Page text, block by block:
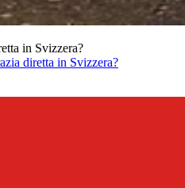
in Svizzera?
diretta in Svizzera?